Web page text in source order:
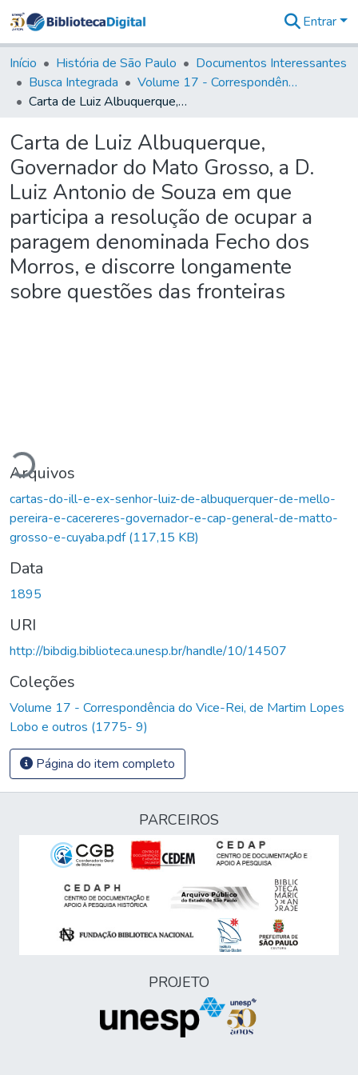
&
Coleções
Tudo na
Biblioteca
Estatísticas
Entrar
Início História de São Paulo
Documentos Interessantes
Busca Integrada
Volume 17 - Correspondência do Vice-Rei, de Martim Lopes Lobo e outros (1775- 9)
Carta de Luiz Albuquerque, Governador do Mato Grosso, a D. Luiz Antonio de Souza em que participa a resolução de ocupar a paragem denominada Fecho dos Morros, e discorre longamente sobre questões das fronteiras
Carta de Luiz Albuquerque,
Governador do Mato Grosso, a D.
Luiz Antonio de Souza em que
participa a resolução de ocupar a
paragem denominada Fecho dos
Morros, e discorre longamente
sobre questões das fronteiras
Arquivos
cartas-do-ill-e-ex-senhor-luiz-de-albuquerquer-de-mello-
pereira-e-cacereres-governador-e-cap-general-de-matto-
grosso-e-cuyaba.pdf(117,15 KB)
Data
1895
URI
http://bibdig.biblioteca.unesp.br/handle/10/14507
Coleções
Volume 17 - Correspondência do Vice-Rei, de Martim Lopes
Lobo e outros (1775- 9)
Página do item completo
PARCEIROS
PROJETO